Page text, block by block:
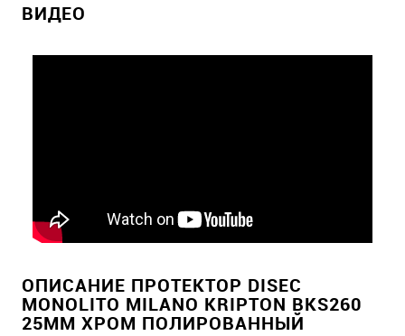
ВИДЕО
ОПИСАНИЕ ПРОТЕКТОР DISEC
MONOLITO MILANO KRIPTON BKS260
25ММ ХРОМ ПОЛИРОВАННЫЙ